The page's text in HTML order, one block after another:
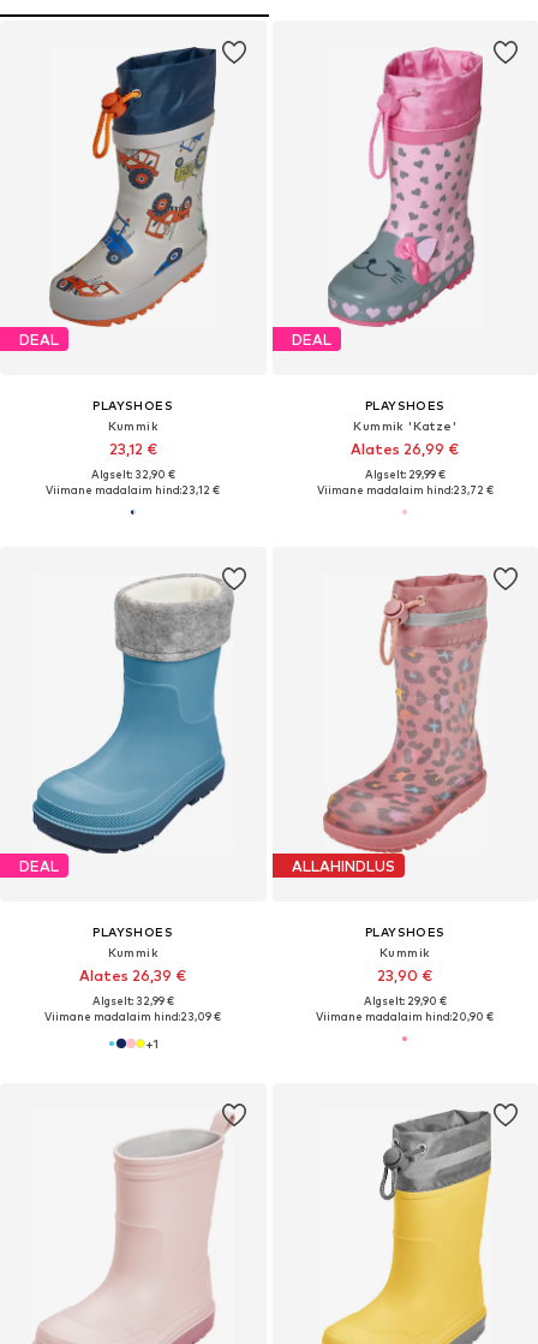
DEAL
PLAYSHOES
Kummik
23,12 €
Algselt: 32,90 €
Viimane madalaim hind:23,12 €
DEAL
PLAYSHOES
Kummik 'Katze'
Alates 26,99 €
Algselt: 29,99 €
Viimane madalaim hind:23,72 €
DEAL
PLAYSHOES
Kummik
Alates 26,39 €
Algselt: 32,99 €
Viimane madalaim hind:23,09 €
+1
ALLAHINDLUS
PLAYSHOES
Kummik
23,90 €
Algselt: 29,90 €
Viimane madalaim hind:20,90 €